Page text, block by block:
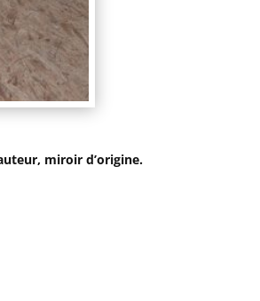
miroir d’origine.